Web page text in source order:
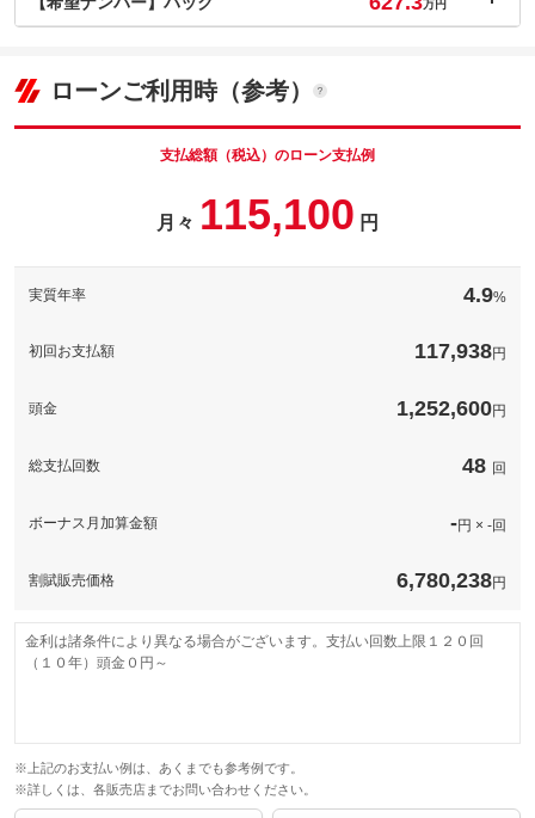
万円
車両本体価
599
す。※人気の数字等は、抽選になることがございます。ご了承く
備考
このパックの見積もり依頼（無料）
ローンご利用時（参考）
支払総額（税込）のローン支払例
月々 115,100 円
実質年率 4.9%
初回お支払額 117,938円
頭金 1,252,600円
総支払回数 48 回
ボーナス月加算金額 -円 × -回
割賦販売価格 6,780,238円
金利は諸条件により異なる場合がございます。支払い回数上限１２０回
（１０年）頭金０円～
※上記のお支払い例は、あくまでも参考例です。
※詳しくは、各販売店までお問い合わせください。